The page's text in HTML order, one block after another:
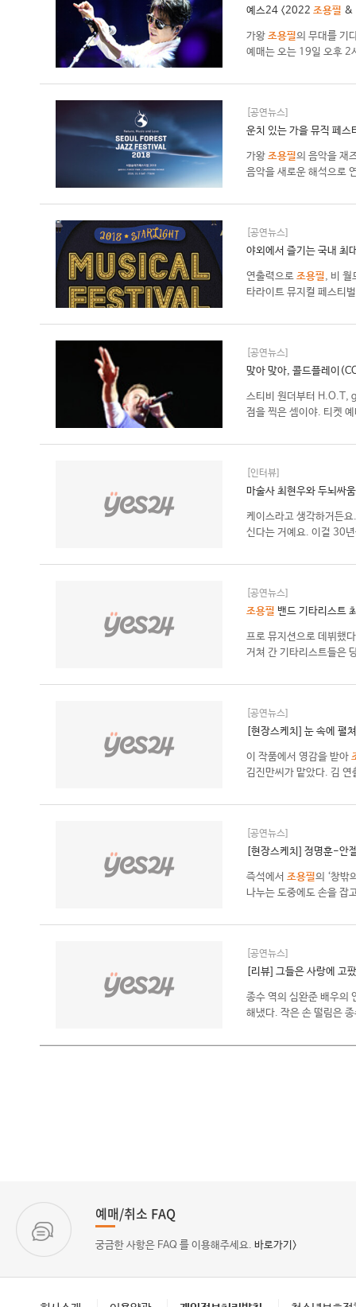
예스24 <2022 조용필 &
가왕 조용필의 무대를 기
예매는 오는 19일 오후 2
[공연뉴스]
운치 있는 가을 뮤직 페스
가왕 조용필의 음악을 재
음악을 새로운 해석으
[공연뉴스]
야외에서 즐기는 국내 최
연출력으로 조용필, 비 월
타라이트 뮤지컬 페스티
[공연뉴스]
맞아 맞아, 콜드플레이
스티비 원더부터 H.O.T,
점을 찍은 셈이야. 티켓
[인터뷰]
마술사 최현우와 두뇌싸움
케이스라고 생각하거든
신다는 거예요. 이걸 30
[공연뉴스]
조용필 밴드 기타리스트
프로 뮤지션으로 데뷔했
거쳐 간 기타리스트들은
[공연뉴스]
[현장스케치] 눈 속에 펼
이 작품에서 영감을 받아
김진만씨가 맡았다. 김 연
[공연뉴스]
[현장스케치] 정명훈-안
즉석에서 조용필의 ‘창밖
나누는 도중에도 손을 잡
[공연뉴스]
[리뷰] 그들은 사랑에
종수 역의 심완준 배우의
해냈다. 작은 손 떨림은
예매/취소 FAQ
궁금한 사항은 FAQ 를 이용해주세요. 바로가기>